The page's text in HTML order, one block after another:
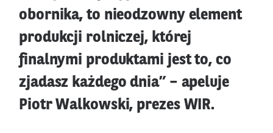
obornika, to nieodzowny element
produkcji rolniczej, której
finalnymi produktami jest to, co
zjadasz każdego dnia” – apeluje
Piotr Walkowski, prezes WIR.